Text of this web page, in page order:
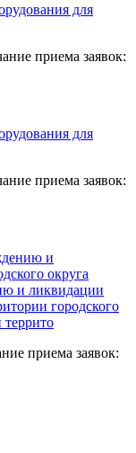
для
приема заявок:
для
приема заявок:
и
округа
и ликвидации
городского
террито
приема заявок: